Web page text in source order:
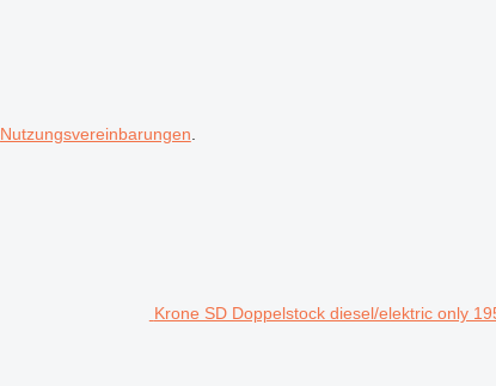
Nutzungsvereinbarungen
Krone SD Doppelstock diesel/elektric only